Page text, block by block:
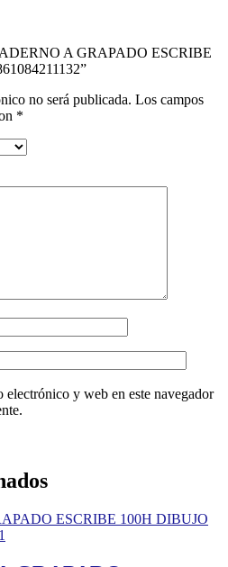
A GRAPADO ESCRIBE
no será publicada. Los campos
*
electrónico y web en este navegador